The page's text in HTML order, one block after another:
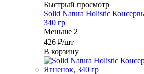
Быстрый просмотр
Solid Natura Holistic
340 гр
Меньше 2
426 ₽/шт
В корзину